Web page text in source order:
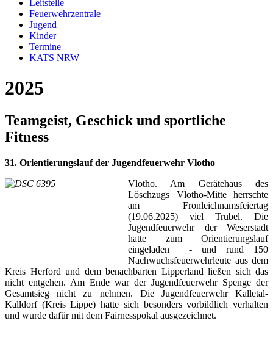
Leitstelle
Feuerwehrzentrale
Jugend
Kinder
Termine
KATS NRW
2025
Teamgeist, Geschick und sportliche
Fitness
31. Orientierungslauf der Jugendfeuerwehr Vlotho
Vlotho. Am Gerätehaus des
Löschzugs Vlotho-Mitte herrschte
am Fronleichnamsfeiertag
(19.06.2025) viel Trubel. Die
Jugendfeuerwehr der Weserstadt
hatte zum Orientierungslauf
eingeladen - und rund 150
Nachwuchsfeuerwehrleute aus dem
Kreis Herford und dem benachbarten Lipperland ließen sich das
nicht entgehen. Am Ende war der Jugendfeuerwehr Spenge der
Gesamtsieg nicht zu nehmen. Die Jugendfeuerwehr Kalletal-
Kalldorf (Kreis Lippe) hatte sich besonders vorbildlich verhalten
und wurde dafür mit dem Fairnesspokal ausgezeichnet.